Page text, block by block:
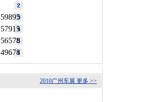
59895
57915
56578
49678
更多 >>
2010广州车展